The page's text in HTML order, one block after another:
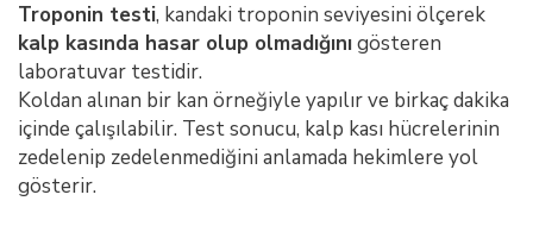
Troponin testi, kandaki troponin seviyesini ölçerek
kalp kasında hasar olup olmadığınıgösteren
laboratuvar testidir.
Koldan alınan bir kan örneğiyle yapılır ve birkaç dakika
içinde çalışılabilir. Test sonucu, kalp kası hücrelerinin
zedelenip zedelenmediğini anlamada hekimlere yol
gösterir.